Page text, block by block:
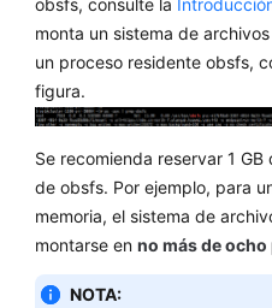
Almacenamiento
contenedores
Conceptos
básicos
del
almacenamiento
obsfs, consulte la
monta un sistema de
un proceso residente obsfs,
figura.
Se recomienda reservar 1
de obsfs. Por ejemplo, para
memoria, el sistema de
montarse en no más de ocho
NOTA: